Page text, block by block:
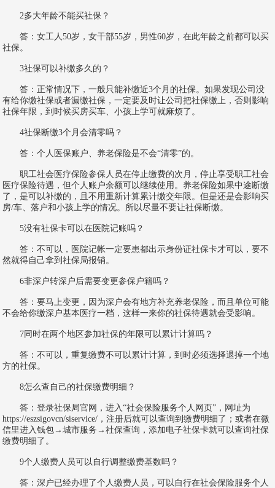
2多大年龄不能买社保？
答：女工人50岁，女干部55岁，男性60岁，在此年龄之前都可以买
社保。
3社保可以补缴多久的？
答：正常情况下，一般只能补缴近3个月的社保。如果发现公司没
有给你缴社保或者漏缴社保，一定要及时让公司把社保缴上，否则影响
社保年限，到时候买房买车、小孩上学可就麻烦了。
4社保断缴3个月会清零吗？
答：个人医保账户、养老保险是不会“清零”的。
职工社会医疗保险参保人员在停止缴费的次月，停止享受职工社会
医疗保险待遇，但个人账户余额可以继续使用。养老保险如果中途断缴
了，是可以补缴的，且不用重新计算累计缴交年限。但是还是会影响买
房/车、落户和小孩上学的情况。所以尽量不要让社保断缴。
5没有社保卡可以在医院记账吗？
答：不可以，医院记帐一定要患都出示身份证社保卡才可以，要不
然就得自己拿到社保局报销。
6非深户转深户后需要变更参保户籍吗？
答：要马上变更，因为深户会有地方补充养老保险，而且单位可能
不会给你缴深户基本医疗一档，这样一来你的社保待遇就会受影响。
7同时在两个地区参加社保的年限可以累计计算吗？
答：不可以，重复缴费不可以累计计算，到时必须选择退掉一个地
方的社保。
8怎么查自己的社保缴费明细？
答：登录社保局官网，进入“社会保险服务个人网页”，网址为
https://eszsigovcn/siservice/，注册后就可以查询到缴费明细了；或者在微
信里进入钱包→城市服务→社保查询，添加电子社保卡就可以查询社保
缴费明细了。
9个人缴费人员可以自行调整缴费基数吗？
答：深户已经办理了个人缴费人员，可以自行在社会保险服务个人